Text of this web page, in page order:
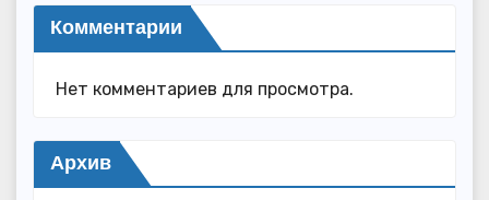
Комментарии
Нет комментариев для просмотра.
Архив